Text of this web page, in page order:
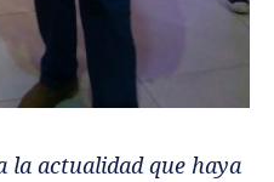
la actualidad que haya